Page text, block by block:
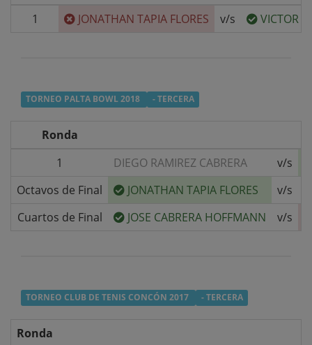
1
JONATHAN TAPIA FLORES v/s VICTOR
TORNEO PALTA BOWL 2018 - TERCERA
Ronda
1
DIEGO RAMIREZ CABRERA
v/s
Octavos de Final
JONATHAN TAPIA FLORES v/s
Cuartos de Final
JOSE CABRERA HOFFMANN v/s
TORNEO CLUB DE TENIS CONCÓN 2017 - TERCERA
Ronda